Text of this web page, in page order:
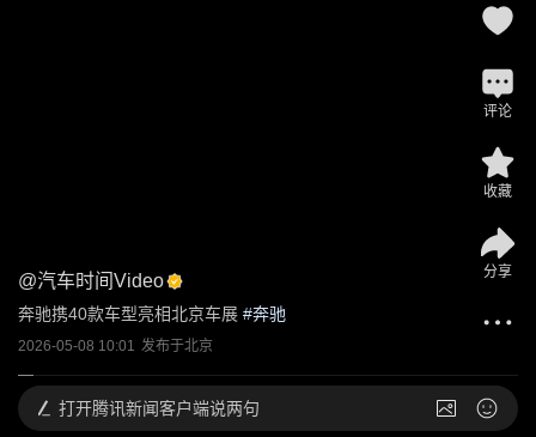
@汽车时间Video
奔驰携40款车型亮相北京车展 #奔驰
2026-05-08 10:01 发布于北京
评论
收藏
分享
打开腾讯新闻客户端说两句